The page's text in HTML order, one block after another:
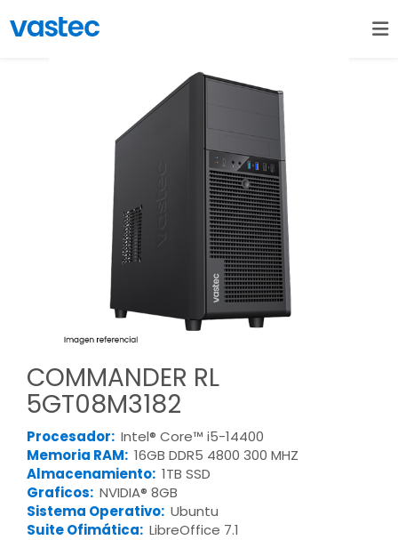
COMMANDER RL
5GT08M3182
Procesador: Intel® Core™ i5-14400
Memoria RAM: 16GB DDR5 4800 300 MHZ
Almacenamiento: 1TB SSD
Graficos: NVIDIA® 8GB
Sistema Operativo: Ubuntu
Suite Ofimática: LibreOffice 7.1